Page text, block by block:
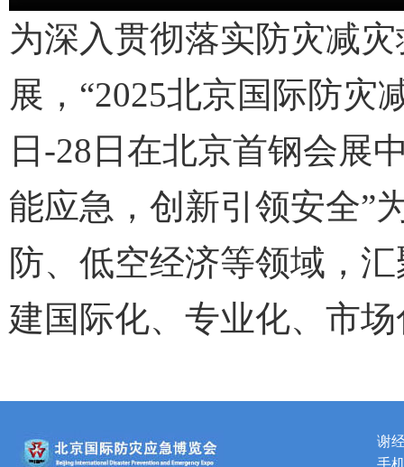
为深入贯彻落实防灾减
展，“2025北京国际防灾
日-28日在北京首钢会展
能应急，创新引领安全”
防、低空经济等领域，
建国际化、专业化、市
谢
手